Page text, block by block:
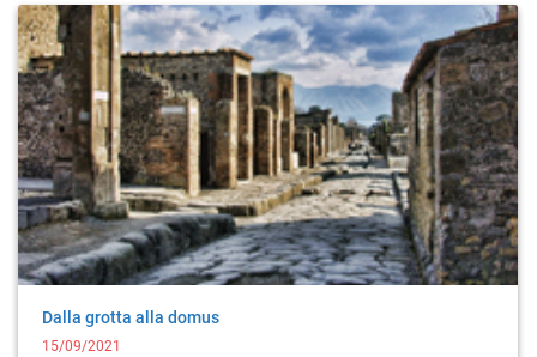
Dalla grotta alla domus
15/09/2021